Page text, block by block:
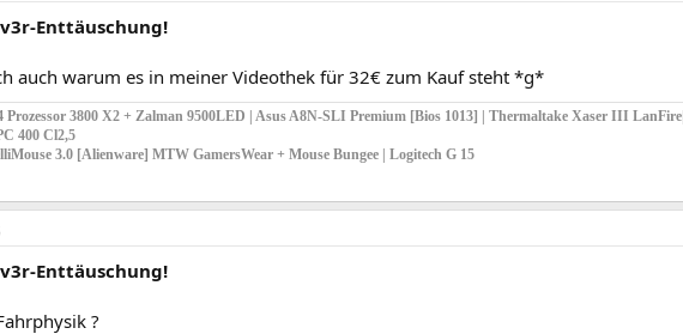
Enttäuschung!
auch warum es in meiner Videothek für 32€ zum Kauf steht *g*
3800 X2 + Zalman 9500LED | Asus A8N-SLI Premium [Bios 1013] | Thermaltake Xaser III LanFire|
400 Cl2,5
3.0 [Alienware] MTW GamersWear + Mouse Bungee | Logitech G 15
Enttäuschung!
?